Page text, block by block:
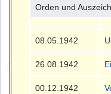
Orden und
08.05.1942
26.08.1942
00.12.1942